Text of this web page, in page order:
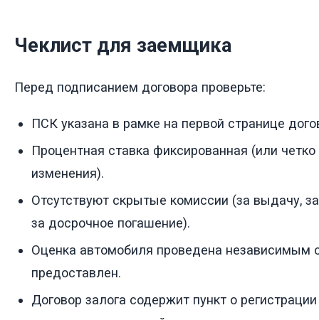
Чеклист для заемщика
Перед подписанием договора проверьте:
ПСК указана в рамке на первой странице
Процентная ставка фиксированная (или
изменения).
Отсутствуют скрытые комиссии (за выдачу,
за досрочное погашение).
Оценка автомобиля проведена независимым
предоставлен.
Договор залога содержит пункт о